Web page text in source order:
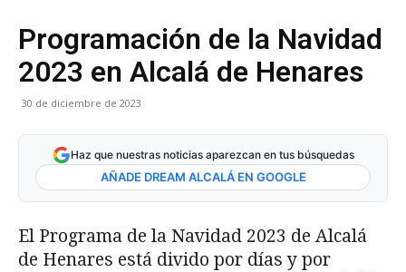
Programación de la Navidad
2023 en Alcalá de Henares
30 de diciembre de 2023
Haz que nuestras noticias aparezcan en tus búsquedas
AÑADE DREAM ALCALÁ EN GOOGLE
El Programa de la Navidad 2023 de Alcalá
de Henares está divido por días y por